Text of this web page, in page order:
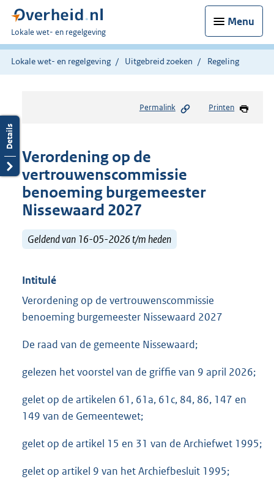
Menu
U
bent
hier:
Lokale wet- en regelgeving
Lokale wet- en regelgeving Uitgebreid zoeken Regeling
Permalink Printen
Verordening op de
vertrouwenscommissie
benoeming burgemeester
Nissewaard 2027
Geldend van 16-05-2026 t/m heden
Intitulé
Verordening op de vertrouwenscommissie
benoeming burgemeester Nissewaard 2027
De raad van de gemeente Nissewaard;
gelezen het voorstel van de griffie van 9 april 2026;
gelet op de artikelen 61, 61a, 61c, 84, 86, 147 en
149 van de Gemeentewet;
gelet op de artikel 15 en 31 van de Archiefwet 1995;
gelet op artikel 9 van het Archiefbesluit 1995;